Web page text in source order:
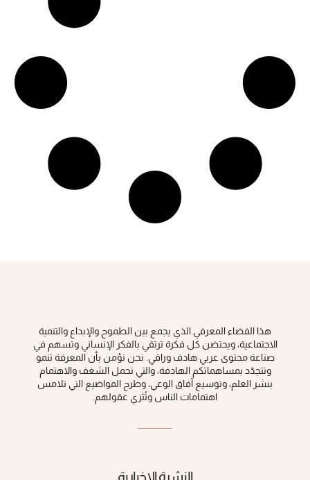
هذا الفضاء المعرفي الذي يجمع بين الطموح والإبداع والتنمية
الاجتماعية، ويحتضن كل فكرة ‏ترتقي بالفكر الإنساني وتسهم في
صناعة محتوى عربي هادف وراقي‎.‎ نحن نؤمن بأن المعرفة تنمو
وتتجدّد بمساهماتكم الهادفة، والتي تحمل الشغف والاهتمام
بنشر العلم، وتوسيع آفاق الوعي، ‏وطرح المواضيع التي تلامس
اهتمامات الناس وتُثري عقولهم‎.‎
النشرة الإخبارية